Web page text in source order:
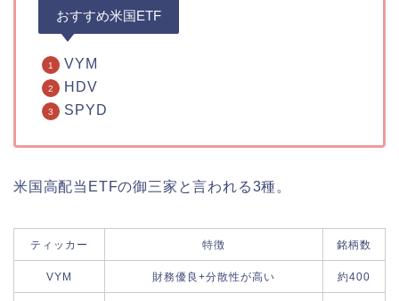
おすすめ米国ETF
VYM
HDV
SPYD
米国高配当ETFの御三家と言われる3種。
ティッカー 特徴 銘柄数
VYM 財務優良+分散性が高い 約400